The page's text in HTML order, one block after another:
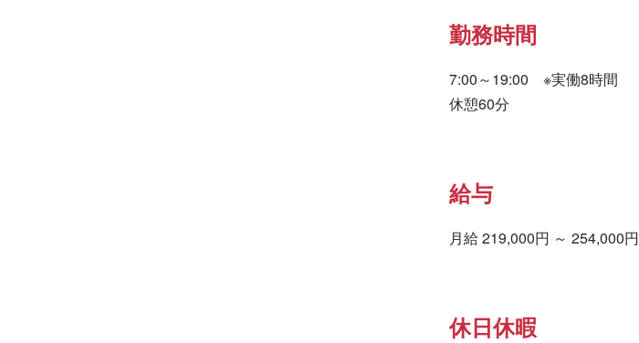
勤務時間
7:00～19:00　※実働8時間
休憩60分
給与
月給 219,000円 ～ 254,000円
休日休暇